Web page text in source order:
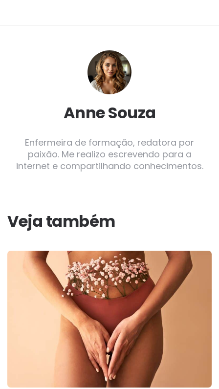
Anne Souza
Enfermeira de formação, redatora por
paixão. Me realizo escrevendo para a
internet e compartilhando conhecimentos.
Veja também